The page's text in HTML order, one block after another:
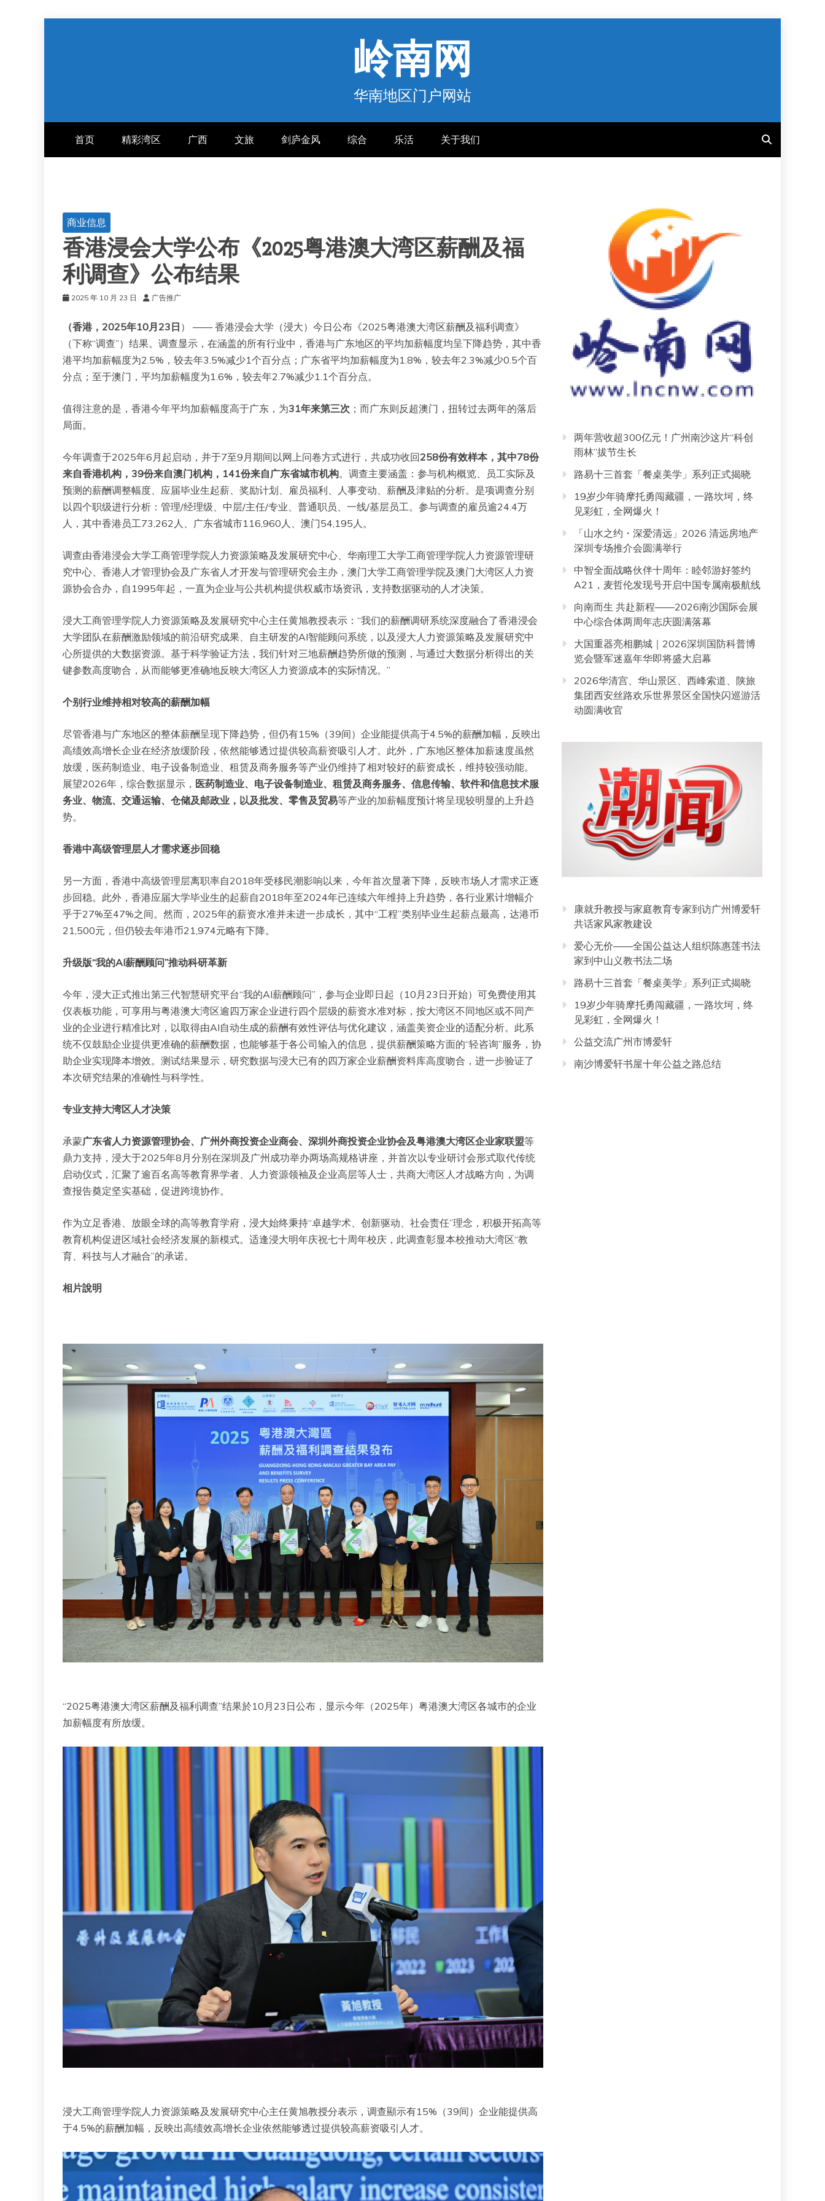
岭南网
华南地区门户网站
首页 精彩湾区 广西 文旅 剑庐金风 综合 乐活 关于我们
商业信息
香港浸会大学公布《2025粤港澳大湾区薪酬及福
利调查》公布结果
2025 年 10 月 23 日 广告推广
（香港，2025年10月23日 ） —— 香港浸会大学（浸大）今日公布《2025粤港澳大湾区薪酬及福利调查》
（下称“调查”）结果。调查显示，在涵盖的所有行业中，香港与广东地区的平均加薪幅度均呈下降趋势，其中香
港平均加薪幅度为2.5%，较去年3.5%减少1个百分点；广东省平均加薪幅度为1.8%，较去年2.3%减少0.5个百
分点；至于澳门，平均加薪幅度为1.6%，较去年2.7%减少1.1个百分点。
值得注意的是，香港今年平均加薪幅度高于广东，为31年来第三次 ；而广东则反超澳门，扭转过去两年的落后
局面。
今年调查于2025年6月起启动，并于7至9月期间以网上问卷方式进行，共成功收回258份有效样本，其中78份
来自香港机构，39份来自澳门机构，141份来自广东省城市机构。调查主要涵盖：参与机构概览、员工实际及
预测的薪酬调整幅度、应届毕业生起薪、奖励计划、雇员福利、人事变动、薪酬及津贴的分析。是项调查分别
以四个职级进行分析：管理/经理级、中层/主任/专业、普通职员、一线/基层员工。参与调查的雇员逾24.4万
人，其中香港员工73,262人、广东省城市116,960人、澳门54,195人。
调查由香港浸会大学工商管理学院人力资源策略及发展研究中心、华南理工大学工商管理学院人力资源管理研
究中心、香港人才管理协会及广东省人才开发与管理研究会主办，澳门大学工商管理学院及澳门大湾区人力资
源协会合办，自1995年起，一直为企业与公共机构提供权威市场资讯，支持数据驱动的人才决策。
浸大工商管理学院人力资源策略及发展研究中心主任黄旭教授表示：“我们的薪酬调研系统深度融合了香港浸会
大学团队在薪酬激励领域的前沿研究成果、自主研发的AI智能顾问系统，以及浸大人力资源策略及发展研究中
心所提供的大数据资源。基于科学验证方法，我们针对三地薪酬趋势所做的预测，与通过大数据分析得出的关
键参数高度吻合，从而能够更准确地反映大湾区人力资源成本的实际情况。”
个别行业维持相对较高的薪酬加幅
尽管香港与广东地区的整体薪酬呈现下降趋势，但仍有15%（39间）企业能提供高于4.5%的薪酬加幅，反映出
高绩效高增长企业在经济放缓阶段，依然能够透过提供较高薪资吸引人才。此外，广东地区整体加薪速度虽然
放缓，医药制造业、电子设备制造业、租赁及商务服务等产业仍维持了相对较好的薪资成长，维持较强动能。
展望2026年，综合数据显示， 医药制造业、电子设备制造业、租赁及商务服务、信息传输、软件和信息技术服
务业、物流、交通运输、仓储及邮政业，以及批发、零售及贸易等产业的加薪幅度预计将呈现较明显的上升趋
势。
香港中高级管理层人才需求逐步回稳
另一方面，香港中高级管理层离职率自2018年受移民潮影响以来，今年首次显著下降，反映市场人才需求正逐
步回稳。此外，香港应届大学毕业生的起薪自2018年至2024年已连续六年维持上升趋势，各行业累计增幅介
乎于27%至47%之间。然而，2025年的薪资水准并未进一步成长，其中“工程”类别毕业生起薪点最高，达港币
21,500元，但仍较去年港币21,974元略有下降。
升级版“我的AI薪酬顾问”推动科研革新
今年，浸大正式推出第三代智慧研究平台“我的AI薪酬顾问”，参与企业即日起（10月23日开始）可免费使用其
仪表板功能，可享用与粤港澳大湾区逾四万家企业进行四个层级的薪资水准对标，按大湾区不同地区或不同产
业的企业进行精准比对，以取得由AI自动生成的薪酬有效性评估与优化建议，涵盖美资企业的适配分析。此系
统不仅鼓励企业提供更准确的薪酬数据，也能够基于各公司输入的信息，提供薪酬策略方面的“轻咨询”服务，协
助企业实现降本增效。测试结果显示，研究数据与浸大已有的四万家企业薪酬资料库高度吻合，进一步验证了
本次研究结果的准确性与科学性。
专业支持大湾区人才决策
承蒙广东省人力资源管理协会、广州外商投资企业商会、深圳外商投资企业协会及粤港澳大湾区企业家联盟等
鼎力支持，浸大于2025年8月分别在深圳及广州成功举办两场高规格讲座，并首次以专业研讨会形式取代传统
启动仪式，汇聚了逾百名高等教育界学者、人力资源领袖及企业高层等人士，共商大湾区人才战略方向，为调
查报告奠定坚实基础，促进跨境协作。
作为立足香港、放眼全球的高等教育学府，浸大始终秉持“卓越学术、创新驱动、社会责任”理念，积极开拓高等
教育机构促进区域社会经济发展的新模式。适逢浸大明年庆祝七十周年校庆，此调查彰显本校推动大湾区“教
育、科技与人才融合”的承诺。
相片說明
“2025粤港澳大湾区薪酬及福利调查”结果於10月23日公布，显示今年（2025年）粤港澳大湾区各城巿的企业
加薪幅度有所放缓。
浸大工商管理学院人力资源策略及发展研究中心主任黄旭教授分表示，调查顯示有15%（39间）企业能提供高
于4.5%的薪酬加幅，反映出高绩效高增长企业依然能够透过提供较高薪资吸引人才。
两年营收超300亿元！广州南沙这片“科创
雨林”拔节生长
路易十三首套「餐桌美学」系列正式揭晓
19岁少年骑摩托勇闯藏疆，一路坎坷，终
见彩虹，全网爆火！
「山水之约・深爱清远」2026 清远房地产
深圳专场推介会圆满举行
中智全面战略伙伴十周年：睦邻游好签约
A21，麦哲伦发现号开启中国专属南极航线
向南而生 共赴新程——2026南沙国际会展
中心综合体两周年志庆圆满落幕
大国重器亮相鹏城｜2026深圳国防科普博
览会暨军迷嘉年华即将盛大启幕
2026华清宫、华山景区、西峰索道、陕旅
集团西安丝路欢乐世界景区全国快闪巡游活
动圆满收官
康就升教授与家庭教育专家到访广州博爱轩
共话家风家教建设
爱心无价——全国公益达人组织陈惠莲书法
家到中山义教书法二场
路易十三首套「餐桌美学」系列正式揭晓
19岁少年骑摩托勇闯藏疆，一路坎坷，终
见彩虹，全网爆火！
公益交流广州市博爱轩
南沙博爱轩书屋十年公益之路总结